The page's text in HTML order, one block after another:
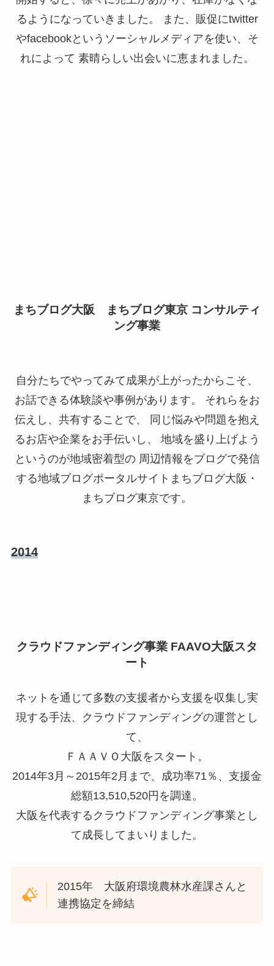
るようになっていきました。 また、販促にtwitter
やfacebookというソーシャルメディアを使い、そ
れによって 素晴らしい出会いに恵まれました。
まちブログ大阪 まちブログ東京 コンサルティ
ング事業
自分たちでやってみて成果が上がったからこそ、
お話できる体験談や事例があります。 それらをお
伝えし、共有することで、 同じ悩みや問題を抱え
るお店や企業をお手伝いし、 地域を盛り上げよう
というのが地域密着型の 周辺情報をブログで発信
する地域ブログポータルサイトまちブログ大阪・
まちブログ東京です。
2014
クラウドファンディング事業 FAAVO大阪スタ
ート
ネットを通じて多数の支援者から支援を収集し実
現する手法、クラウドファンディングの運営とし
て、
ＦＡＡＶＯ大阪をスタート。
2014年3月～2015年2月まで、成功率71％、支援金
総額13,510,520円を調達。
大阪を代表するクラウドファンディング事業とし
て成長してまいりました。
2015年 大阪府環境農林水産課さんと
連携協定を締結